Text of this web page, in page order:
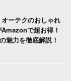
オーテクのおしゃれ
で超お得！
魅力を徹底解説！